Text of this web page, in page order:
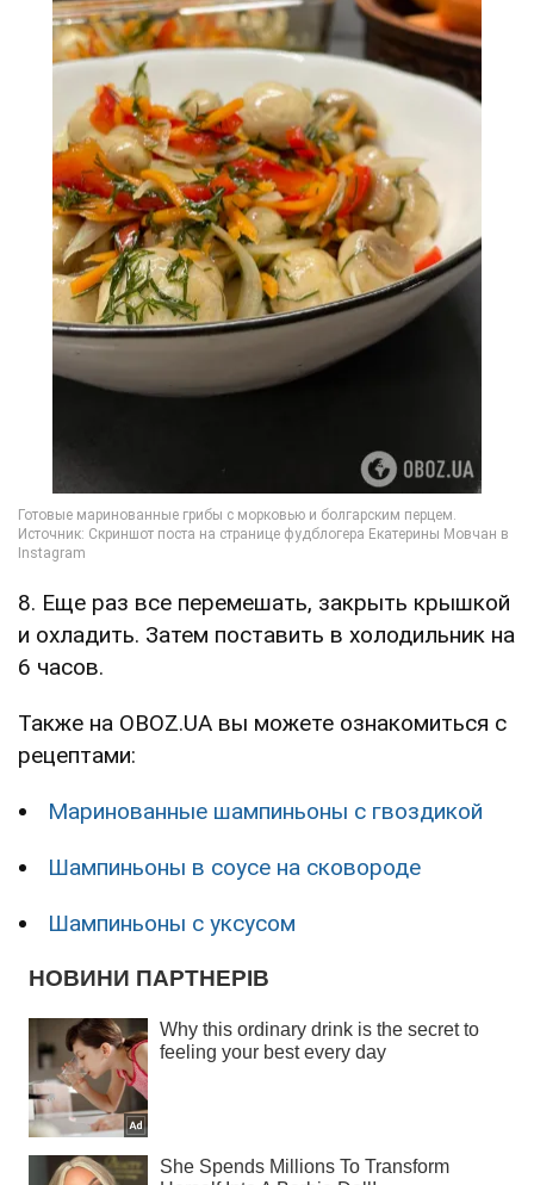
8. Еще раз все перемешать, закрыть крышкой
и охладить. Затем поставить в холодильник на
6 часов.
Также на OBOZ.UA вы можете ознакомиться с
рецептами:
Маринованные шампиньоны с гвоздикой
Шампиньоны в соусе на сковороде
Шампиньоны с уксусом